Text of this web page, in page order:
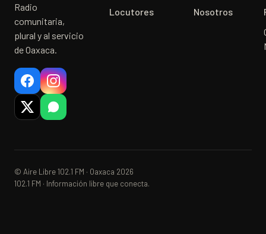
Radio
comunitaria,
plural y al servicio
de Oaxaca.
Locutores
Nosotros
© Aire Libre 102.1 FM · Oaxaca 2026
102.1 FM · Información libre que conecta.